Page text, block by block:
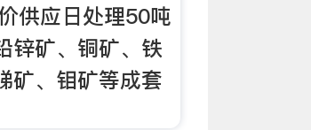
供应日处理50吨
锌矿、铜矿、铁
矿、钼矿等成套